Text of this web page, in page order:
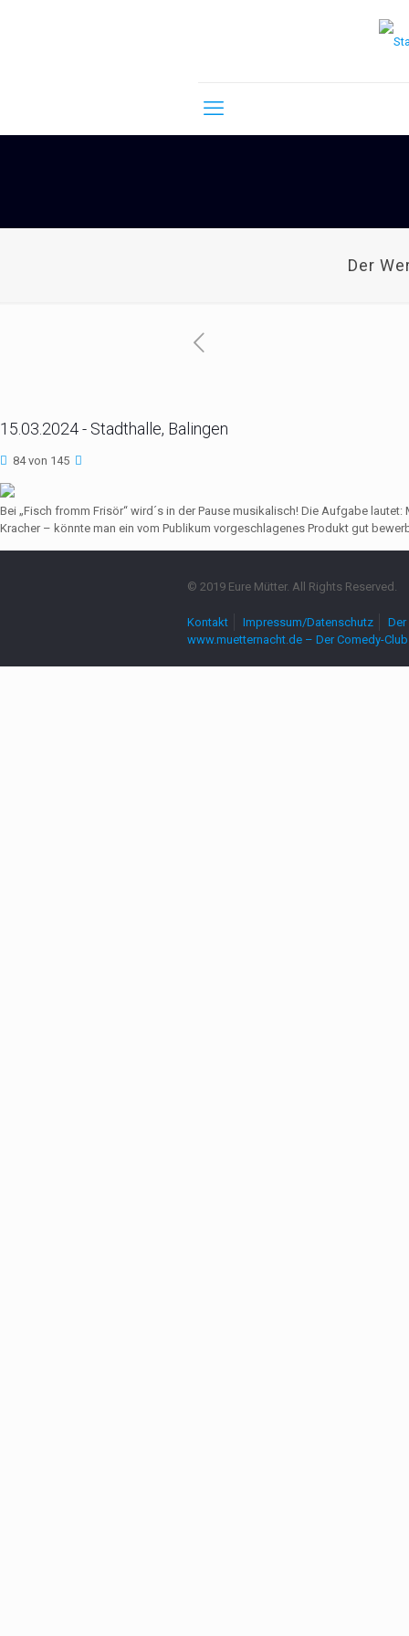
Der
15.03.2024 - Stadthalle, Balingen
84 von 145
Bei „Fisch fromm Frisör“ wird´s in der Pause musikalisch! Die Aufgabe
Kracher – könnte man ein vom Publikum vorgeschlagenes Produkt gut
© 2019 Eure Mütter. All Rights Reserved.
Kontakt Impressum/Datenschutz
www.muetternacht.de – Der Comedy-Club